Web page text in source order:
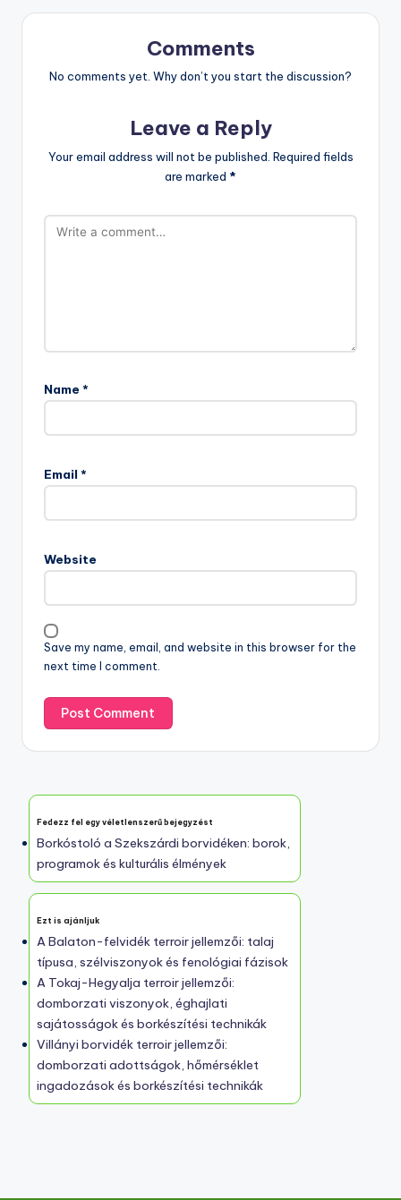
Comments
No comments yet. Why don’t you start the discussion?
Leave a Reply
Your email address will not be published. Required fields
are marked *
Name *
Email *
Website
Save my name, email, and website in this browser for the
next time I comment.
Fedezz fel egy véletlenszerű bejegyzést
Borkóstoló a Szekszárdi borvidéken: borok,
programok és kulturális élmények
Ezt is ajánljuk
A Balaton-felvidék terroir jellemzői: talaj
típusa, szélviszonyok és fenológiai fázisok
A Tokaj-Hegyalja terroir jellemzői:
domborzati viszonyok, éghajlati
sajátosságok és borkészítési technikák
Villányi borvidék terroir jellemzői:
domborzati adottságok, hőmérséklet
ingadozások és borkészítési technikák